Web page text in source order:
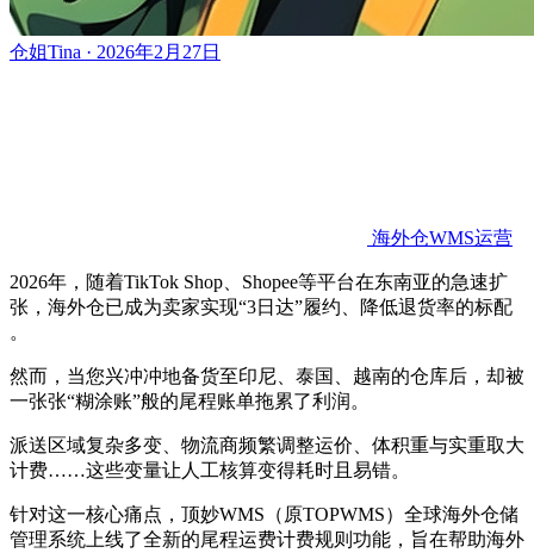
仓姐Tina · 2026年2月27日
海外仓WMS运营
2026年，随着TikTok Shop、Shopee等平台在东南亚的急速扩
张，海外仓已成为卖家实现“3日达”履约、降低退货率的标配
。
然而，当您兴冲冲地备货至印尼、泰国、越南的仓库后，却被
一张张“糊涂账”般的尾程账单拖累了利润。
派送区域复杂多变、物流商频繁调整运价、体积重与实重取大
计费……这些变量让人工核算变得耗时且易错。
针对这一核心痛点，顶妙WMS（原TOPWMS）全球海外仓储
管理系统上线了全新的尾程运费计费规则功能，旨在帮助海外